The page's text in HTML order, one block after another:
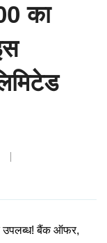
का
उपलब्ध! बैंक ऑफर,